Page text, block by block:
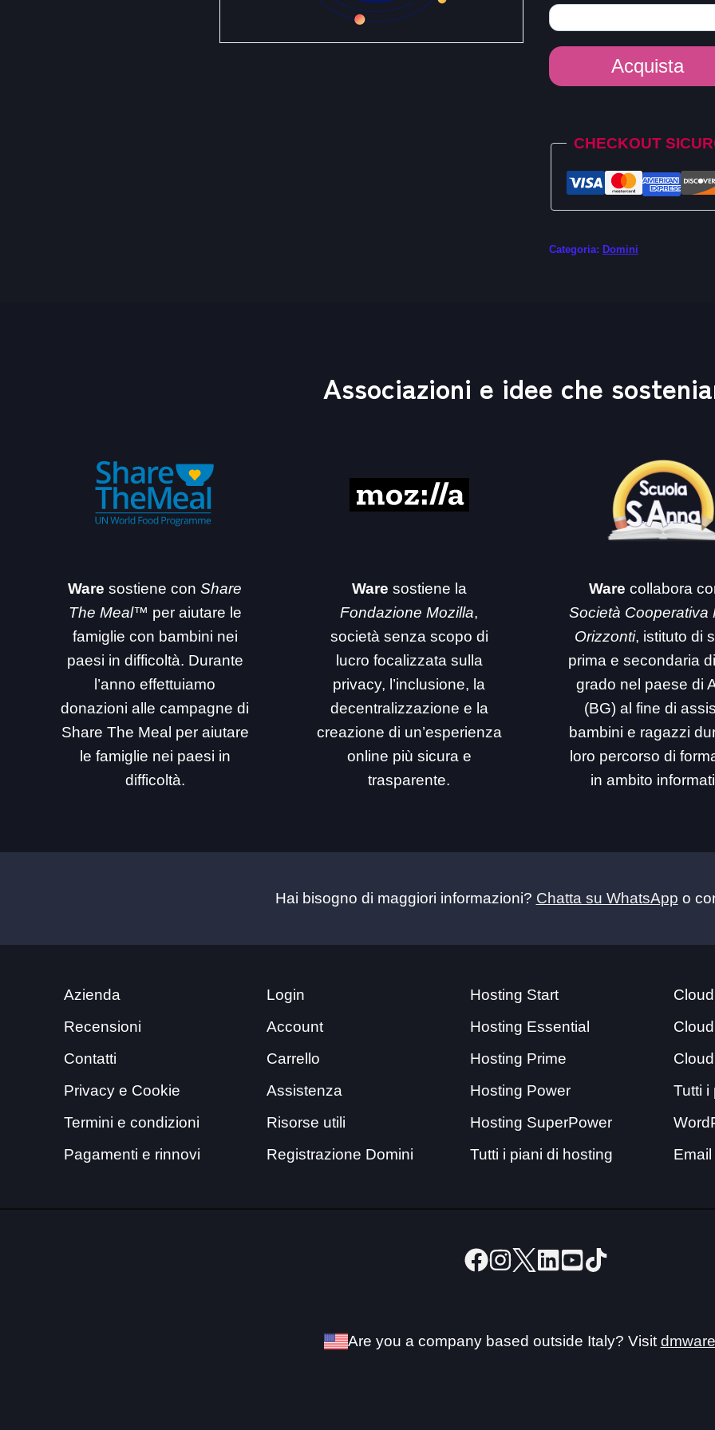
Dominio
.menu
Acquista
CHECKOUT
Categoria: Domini
Associazioni e idee che
Ware sostiene conShare
The Meal™ per aiutare le
famiglie con bambini nei
paesi in difficoltà. Durante
l’anno effettuiamo
donazioni alle campagne di
Share The Meal per aiutare
le famiglie nei paesi in
difficoltà.
Ware sostiene la
Fondazione Mozilla,
società senza scopo di
lucro focalizzata sulla
privacy, l’inclusione, la
decentralizzazione e la
creazione di un’esperienza
online più sicura e
trasparente.
Ware collabora
Società Cooperativa
Orizzonti, istituto di
prima e secondaria
grado nel paese di
(BG) al fine di
bambini e ragazzi
loro percorso di
in ambito
Hai bisogno di maggiori informazioni? Chatta su WhatsApp o
Azienda
Recensioni
Contatti
Privacy e Cookie
Termini e condizioni
Pagamenti e rinnovi
Login
Account
Carrello
Assistenza
Risorse utili
Registrazione Domini
Hosting Start
Hosting Essential
Hosting Prime
Hosting Power
Hosting SuperPower
Tutti i piani di hosting
Tutti i
Email
Are you a company based outside Italy? Visit